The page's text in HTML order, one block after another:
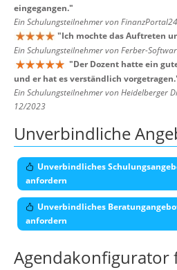
eingegangen."
Ein Schulungsteilnehmer von
"Ich mochte das Auftreten
Ein Schulungsteilnehmer von Ferber-
"Der Dozent hatte ein
und er hat es verständlich vorgetragen.
Ein Schulungsteilnehmer von Heidelberger
12/2023
Unverbindliche
Unverbindliches
anfordern
Unverbindliches
anfordern
Agendakonfigurator